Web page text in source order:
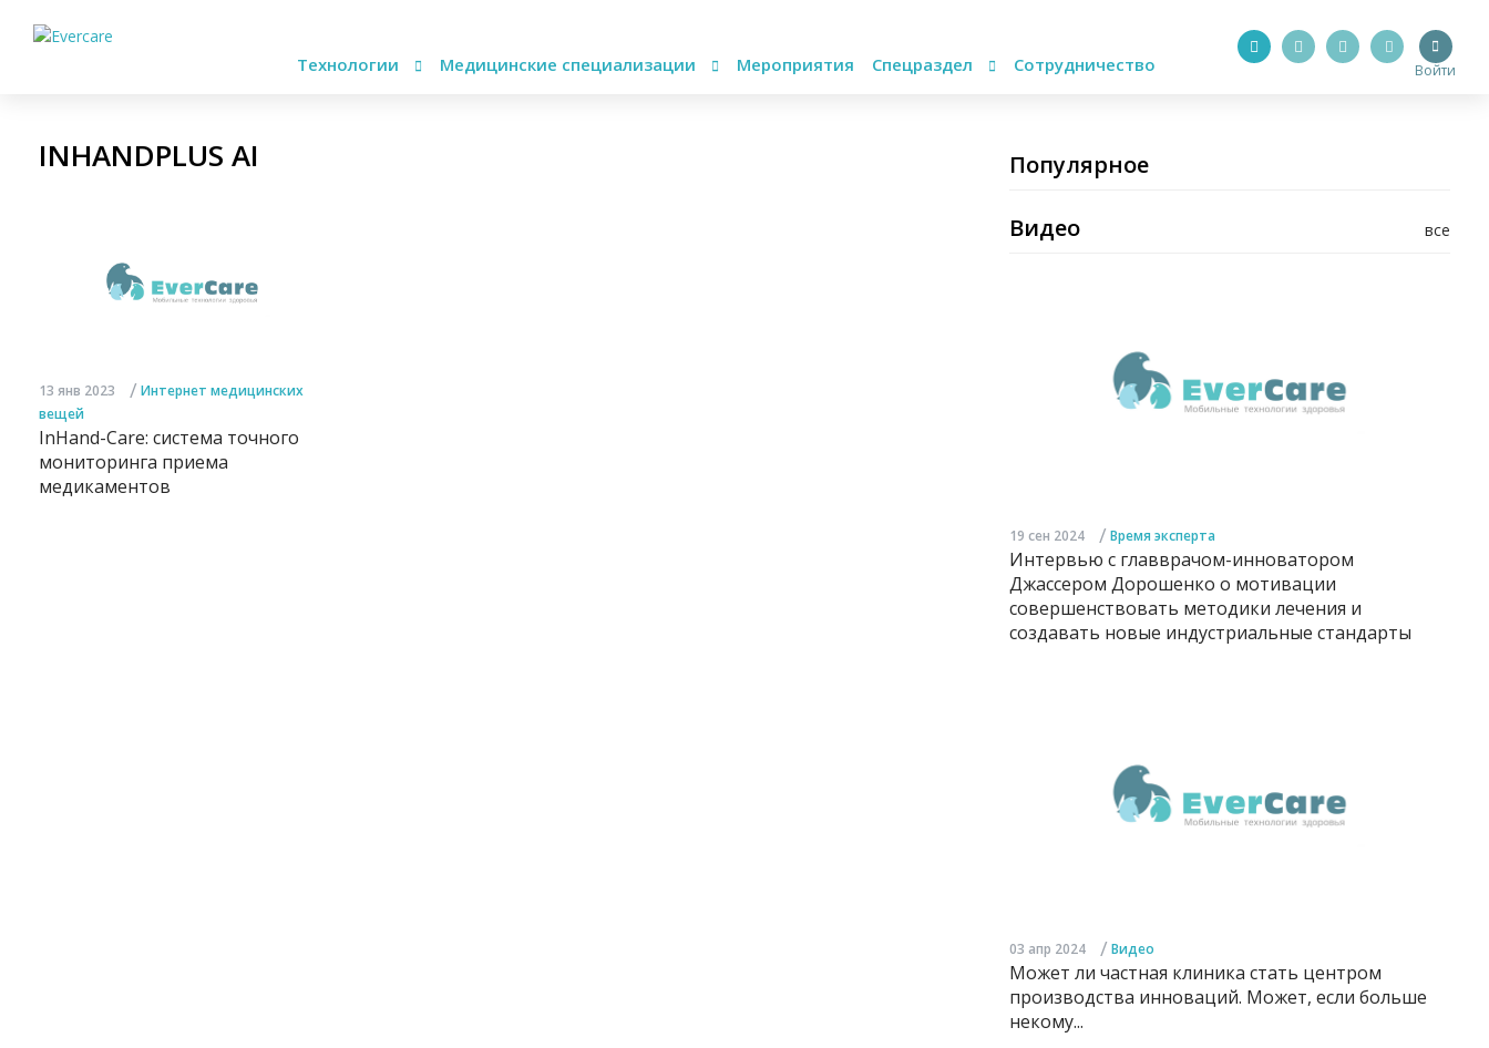
Технологии Медицинские специализации Мероприятия Спецраздел Сотрудничество Войти
INHANDPLUS AI
13 янв 2023 / Интернет медицинских
вещей
InHand-Care: система точного
мониторинга приема
медикаментов
Популярное
все
Видео
19 сен 2024 / Время эксперта
Интервью с главврачом-инноватором
Джассером Дорошенко о мотивации
совершенствовать методики лечения и
создавать новые индустриальные стандарты
03 апр 2024 / Видео
Может ли частная клиника стать центром
производства инноваций. Может, если больше
некому...